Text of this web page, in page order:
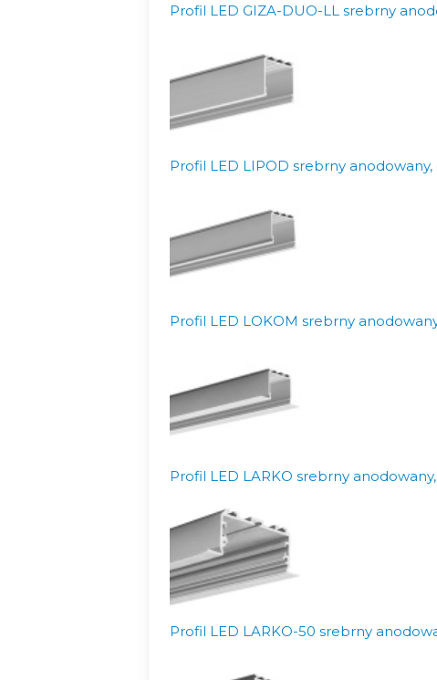
Profil LED GIZA-DUO-LL srebrny
Profil LED LIPOD srebrny anodowany,
Profil LED LOKOM srebrny
Profil LED LARKO srebrny
Profil LED LARKO-50 srebrny